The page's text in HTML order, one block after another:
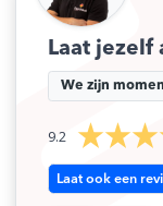
N/B
Laat jezelf
We zijn
9.2
Laat ook een